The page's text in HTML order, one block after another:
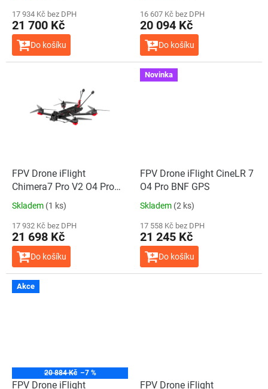
17 934 Kč bez DPH
21 700 Kč
Do košíku
16 607 Kč bez DPH
20 094 Kč
Do košíku
FPV Drone iFlight
Chimera7 Pro V2 O4 Pro
BNF 6S ELRS 2.4GHz GPS
Pre-install
Skladem (1 ks)
17 932 Kč bez DPH
21 698 Kč
Do košíku
Novinka
FPV Drone iFlight CineLR 7
O4 Pro BNF GPS
Skladem (2 ks)
17 558 Kč bez DPH
21 245 Kč
Do košíku
Akce
20 884 Kč –7 %
FPV Drone iFlight FPV Drone iFlight